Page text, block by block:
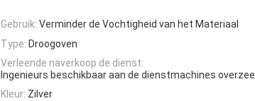
Gebruik: Verminder de Vochtigheid van het Materiaal
Type: Droogoven
Verleende naverkoop de dienst:
Ingenieurs beschikbaar aan de dienstmachines overzee
Kleur: Zilver